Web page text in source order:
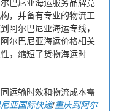
巴尼亚海运服务品牌竞
，并备有专业的物流工
阿尔巴尼亚海运专线，
尔巴尼亚海运价格相关
，缩短了货物海运时
运输时效和物流成本需
亚国际快递/重庆到阿尔